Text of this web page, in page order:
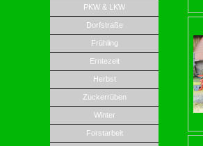
PKW & LKW
Dorfstraße
Frühling
Erntezeit
Herbst
Zuckerrüben
Winter
Forstarbeit